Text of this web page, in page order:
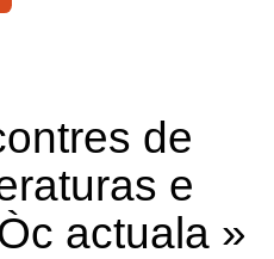
de
e
actuala »